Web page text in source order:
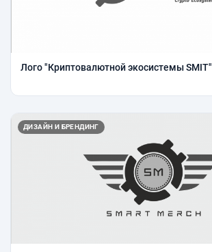
Лого "Криптовалютной экосистемы SMIT"
ДИЗАЙН И БРЕНДИНГ